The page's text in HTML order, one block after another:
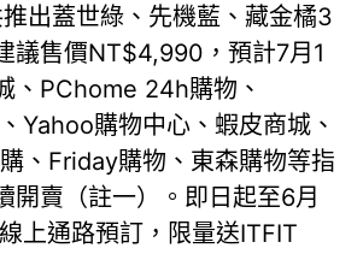
出蓋世綠、先機藍、藏金橘3
議售價NT$4,990，預計7月1
、PChome 24h購物、
Yahoo購物中心、蝦皮商城、
、Friday購物、東森購物等指
開賣（註一）。即日起至6月
上通路預訂，限量送ITFIT